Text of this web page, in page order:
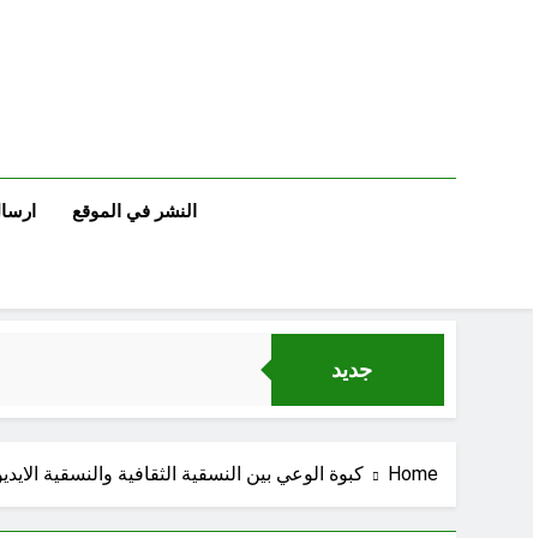
النشر في الموقع
جديد
الإنسان العراقي بين
Home كبوة الوعي بين النسقية الثقافية والنسقية